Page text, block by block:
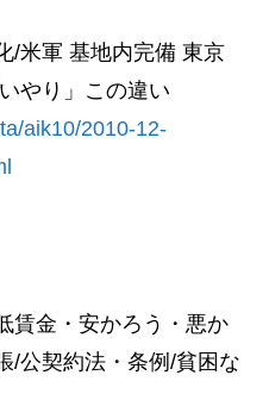
/米軍 基地内完備 東京
やり」この違い
aik10/2010-12-
賃金・安かろう・悪か
/公契約法・条例/貧困な